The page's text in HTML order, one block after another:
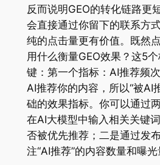
反而说明GEO的转化链路更
会直接通过你留下的联系方
纯的点击量更有价值。既然
用什么衡量GEO效果？这5
键：第一个指标：AI推荐频
AI推荐你的内容，所以“被AI
础的效果指标。你可以通过
在AI大模型中输入相关关键
否被优先推荐；二是通过发
注“AI推荐”的内容数量和曝光